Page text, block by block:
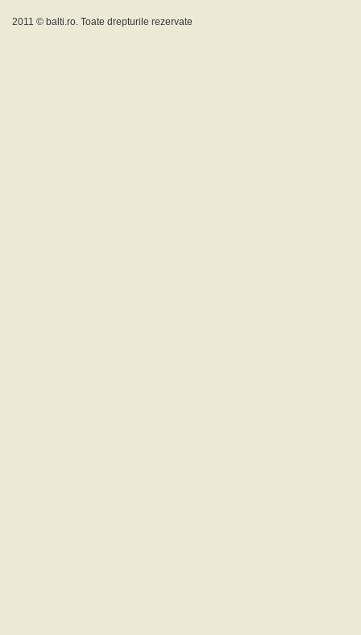
2011 © balti.ro. Toate drepturile rezervate